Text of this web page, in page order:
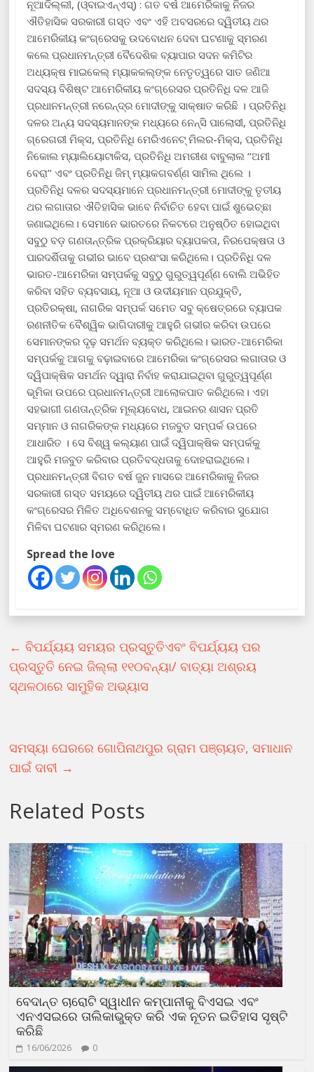
ନୂଆଦିଲ୍ଲୀ, (ଓ୍ବାଇଏନ୍ଏସ୍) : ଗତ ବର୍ଷ ଆମେରିକାକୁ ନିଜର
ଐତିହାସିକ ସରକାରୀ ଗସ୍ତ ଏବଂ ଏହି ଅବସରରେ ଦ୍ୱିତୀୟ ଥର
ଆମେରିକୀୟ କଂଗ୍ରେସକୁ ଉଦବୋଧନ ଦେବା ଘଟଣାକୁ ସ୍ମରଣ
କଲେ ପ୍ରଧାନମନ୍ତ୍ରୀ ବୈଦେଶିକ ବ୍ୟାପାର ସଦନ କମିଟିର
ଅଧ୍ୟକ୍ଷ ମାଇକେଲ୍ ମ୍ୟାକକଲ୍ଙ୍କ ନେତୃତ୍ୱରେ ସାତ ଜଣିଆ
ସଦସ୍ୟ ବିଶିଷ୍ଟ ଆମେରିକୀୟ କଂଗ୍ରେସର ପ୍ରତିନିଧି ଦଳ ଆଜି
ପ୍ରଧାନମନ୍ତ୍ରୀ ନରେନ୍ଦ୍ର ମୋଦୀଙ୍କୁ ସାକ୍ଷାତ କରିଛି । ପ୍ରତିନିଧି
ଦଳର ଅନ୍ୟ ସଦସ୍ୟମାନଙ୍କ ମଧ୍ୟରେ ନେନ୍ସି ପାଲୋସୀ, ପ୍ରତିନିଧି
ଗ୍ରେଗରୀ ମିକ୍ସ, ପ୍ରତିନିଧି ମେରିଏନେଟ୍ ମିଲର-ମିକ୍ସ, ପ୍ରତିନିଧି
ନିକୋଲ ମ୍ୟାଲିୟୋଟାକିସ, ପ୍ରତିନିଧି ଅମରୀଶ ବାବୁଲାଲ ‘‘ଅମୀ
ବେରା’’ ଏବଂ ପ୍ରତିନିଧି ଜିମ୍ ମ୍ୟାକଗବର୍ଣ୍ଣ ସାମିଲ ଥିଲେ ।
ପ୍ରତିନିଧି ଦଳର ସଦସ୍ୟମାନେ ପ୍ରଧାନମନ୍ତ୍ରୀ ମୋଦୀଙ୍କୁ ତୃତୀୟ
ଥର ଲଗାତାର ଐତିହାସିକ ଭାବେ ନିର୍ବାଚିତ ହେବା ପାଇଁ ଶୁଭେଚ୍ଛା
ଜଣାଇଥିଲେ। ସେମାନେ ଭାରତରେ ନିକଟରେ ଅନୁଷ୍ଠିତ ହୋଇଥିବା
ସବୁଠୁ ବଡ଼ ଗଣତାନ୍ତ୍ରିକ ପ୍ରକ୍ରିୟାର ବ୍ୟାପକତା, ନିରପେକ୍ଷତା ଓ
ପାରଦର୍ଶିତାକୁ ଗଭୀର ଭାବେ ପ୍ରଶଂସା କରିଥିଲେ। ପ୍ରତିନିଧି ଦଳ
ଭାରତ-ଆମେରିକା ସମ୍ପର୍କକୁ ସବୁଠୁ ଗୁରୁତ୍ୱପୂର୍ଣ୍ଣ ବୋଲି ଅଭିହିତ
କରିବା ସହିତ ବ୍ୟବସାୟ, ନୂଆ ଓ ଉଦୀୟମାନ ପ୍ରଯୁକ୍ତି,
ପ୍ରତିରକ୍ଷା, ନାଗରିକ ସମ୍ପର୍କ ସମେତ ସବୁ କ୍ଷେତ୍ରରେ ବ୍ୟାପକ
ରଣନୀତିକ ବୈଶ୍ୱିକ ଭାଗିଦାରୀକୁ ଆହୁରି ଗଭୀର କରିବା ଉପରେ
ସେମାନଙ୍କର ଦୃଢ଼ ସମର୍ଥନ ବ୍ୟକ୍ତ କରିଥିଲେ। ଭାରତ-ଆମେରିକା
ସମ୍ପର୍କକୁ ଆଗକୁ ବଢ଼ାଇବାରେ ଆମେରିକା କଂଗ୍ରେସର ଲଗାତାର ଓ
ଦ୍ୱିପାକ୍ଷିକ ସମର୍ଥନ ଦ୍ୱାରା ନିର୍ବାହ କରାଯାଇଥିବା ଗୁରୁତ୍ୱପୂର୍ଣ୍ଣ
ଭୂମିକା ଉପରେ ପ୍ରଧାନମନ୍ତ୍ରୀ ଆଲୋକପାତ କରିଥିଲେ। ଏହା
ସହଭାଗୀ ଗଣତାନ୍ତ୍ରିକ ମୂଲ୍ୟବୋଧ, ଆଇନର ଶାସନ ପ୍ରତି
ସମ୍ମାନ ଓ ନାଗରିକଙ୍କ ମଧ୍ୟରେ ମଜବୁତ ସମ୍ପର୍କ ଉପରେ
ଆଧାରିତ । ସେ ବିଶ୍ୱ କଲ୍ୟାଣ ପାଇଁ ଦ୍ୱିପାକ୍ଷିକ ସମ୍ପର୍କକୁ
ଆହୁରି ମଜବୁତ କରିବାର ପ୍ରତିବଦ୍ଧତାକୁ ଦୋହରାଇଥିଲେ।
ପ୍ରଧାନମନ୍ତ୍ରୀ ବିଗତ ବର୍ଷ ଜୁନ ମାସରେ ଆମେରିକାକୁ ନିଜର
ସରକାରୀ ଗସ୍ତ ସମୟରେ ଦ୍ୱିତୀୟ ଥର ପାଇଁ ଆମେରିକୀୟ
କଂଗ୍ରେସର ମିଳିତ ଅଧିବେଶନକୁ ସମ୍ବୋଧିତ କରିବାର ସୁଯୋଗ
ମିଳିବା ଘଟଣାର ସ୍ମରଣ କରିଥିଲେ।
Spread the love
← ବିପର୍ଯ୍ୟୟ ସମୟର ପ୍ରସ୍ତୁତିଏବଂ ବିପର୍ଯ୍ୟୟ ପର
ପ୍ରସ୍ତୁତି ନେଇ ଜିଲ୍ଲା ୧୧୦ବନ୍ୟା/ ବାତ୍ୟା ଅଶ୍ରୟ
ସ୍ଥଳଠାରେ ସାମୁହିକ ଅଭ୍ୟାସ
ସମସ୍ୟା ଘେରରେ ଗୋପିନାଥପୁର ଗ୍ରାମ ପଞ୍ଚାୟତ, ସମାଧାନ
ପାଇଁ ଦାବୀ →
Related Posts
ବେଦାନ୍ତ ଚାରୋଟି ସ୍ୱାଧୀନ କମ୍ପାନୀକୁ ବିଏସଇ ଏବଂ
ଏନଏସଇରେ ତାଲିକାଭୁକ୍ତ କରି ଏକ ନୂତନ ଇତିହାସ ସୃଷ୍ଟି
କରିଛି
16/06/2026 0